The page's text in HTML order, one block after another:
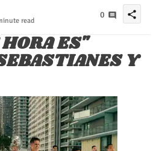
read
0 share
ES"
Y